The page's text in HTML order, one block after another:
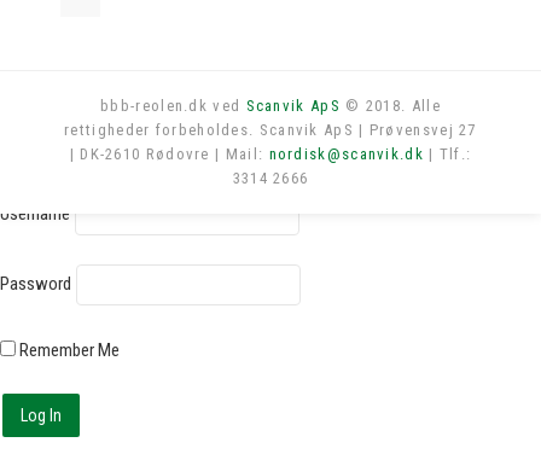
bbb-reolen.dk ved Scanvik ApS © 2018. Alle
rettigheder forbeholdes. Scanvik ApS | Prøvensvej 27
| DK-2610 Rødovre | Mail: nordisk@scanvik.dk | Tlf.:
3314 2666
Log in
Username
Password
Remember Me